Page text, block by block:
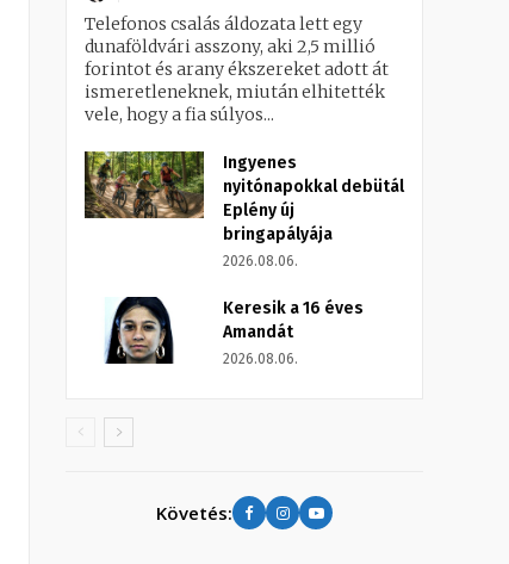
Telefonos csalás áldozata lett egy
dunaföldvári asszony, aki 2,5 millió
forintot és arany ékszereket adott át
ismeretleneknek, miután elhitették
vele, hogy a fia súlyos...
Ingyenes
nyitónapokkal debütál
Eplény új
bringapályája
2026.08.06.
Keresik a 16 éves
Amandát
2026.08.06.
Követés: